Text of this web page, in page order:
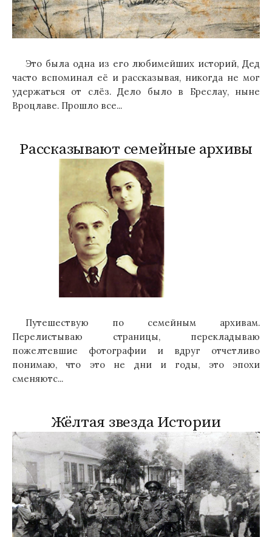
Это была одна из его любимейших историй, Дед
часто вспоминал её и рассказывая, никогда не мог
удержаться от слёз. Дело было в Бреслау, ныне
Вроцлаве. Прошло все...
Рассказывают семейные архивы
Путешествую по семейным архивам.
Перелистываю страницы, перекладываю
пожелтевшие фотографии и вдруг отчетливо
понимаю, что это не дни и годы, это эпохи
сменяютс...
Жёлтая звезда Истории